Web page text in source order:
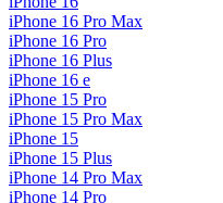
iPhone 16 Pro Max
iPhone 16 Pro
iPhone 16 Plus
iPhone 16 e
iPhone 15 Pro
iPhone 15 Pro Max
iPhone 15
iPhone 15 Plus
iPhone 14 Pro Max
iPhone 14 Pro